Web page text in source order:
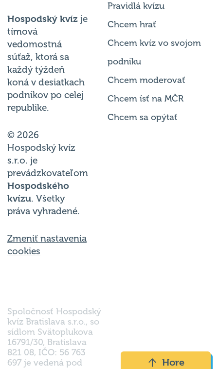
Hospodský kvíz je
tímová
vedomostná
súťaž, ktorá sa
každý týždeň
koná v desiatkach
podnikov po celej
republike.
© 2026
Hospodský kvíz
s.r.o. je
prevádzkovateľom
Hospodského
kvízu. Všetky
práva vyhradené.
Zmeniť nastavenia
cookies
Pravidlá kvízu
Chcem hrať
Chcem kvíz vo svojom
podniku
Chcem moderovať
Chcem ísť na MČR
Chcem sa opýtať
Spoločnosť Hospodský
kvíz Bratislava s.r.o., so
sídlom Svätoplukova
16791/30, Bratislava
821 08, IČO: 56 763
697 je vedená pod
Hore